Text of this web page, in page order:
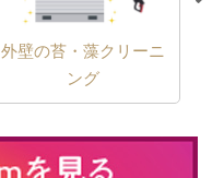
外壁の苔・藻クリーニ
ング